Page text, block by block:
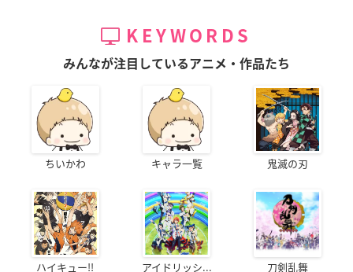
KEYWORDS
みんなが注目しているアニメ・作品たち
ちいかわ キャラ一覧 鬼滅の刃
ハイキュー!! アイドリッシ... 刀剣乱舞